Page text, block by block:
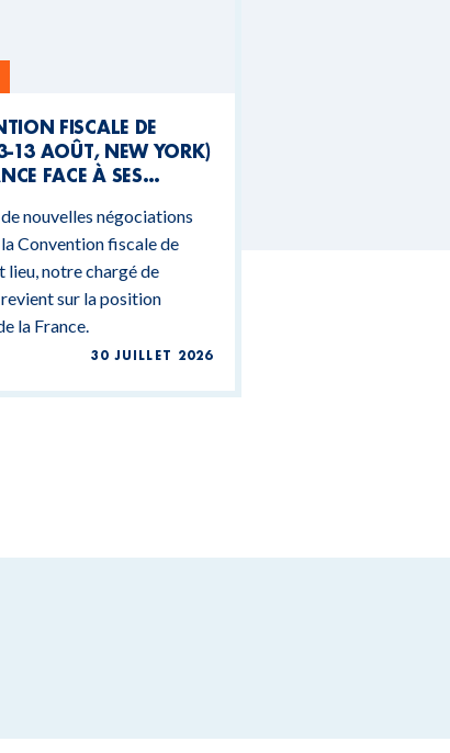
FISCALE DE
13 AOÛT, NEW YORK)
FACE À SES
nouvelles négociations
Convention fiscale de
notre chargé de
sur la position
la France.
30 JUILLET 2026